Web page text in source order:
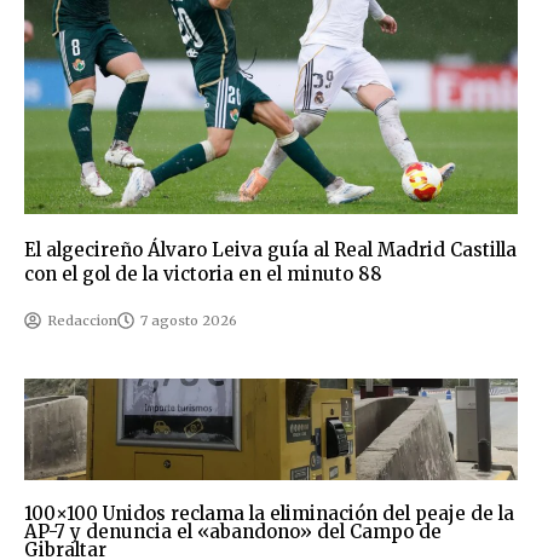
El algecireño Álvaro Leiva guía al Real Madrid Castilla
con el gol de la victoria en el minuto 88
Redaccion 7 agosto 2026
100×100 Unidos reclama la eliminación del peaje de la
AP-7 y denuncia el «abandono» del Campo de
Gibraltar